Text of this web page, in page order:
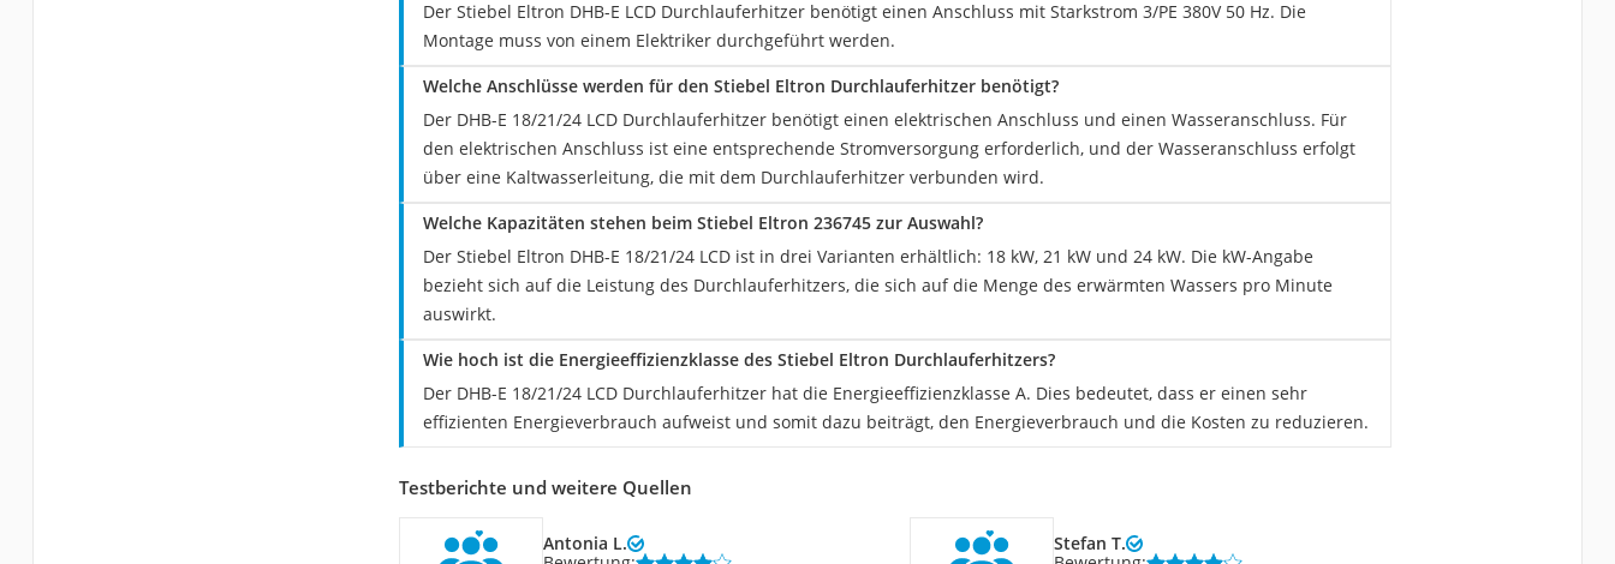
Der Stiebel Eltron DHB-E LCD Durchlauferhitzer benötigt einen Anschluss mit Starkstrom 3/PE 380V 50 Hz. Die
Montage muss von einem Elektriker durchgeführt werden.
Welche Anschlüsse werden für den Stiebel Eltron Durchlauferhitzer benötigt?
Der DHB-E 18/21/24 LCD Durchlauferhitzer benötigt einen elektrischen Anschluss und einen Wasseranschluss. Für
den elektrischen Anschluss ist eine entsprechende Stromversorgung erforderlich, und der Wasseranschluss erfolgt
über eine Kaltwasserleitung, die mit dem Durchlauferhitzer verbunden wird.
Welche Kapazitäten stehen beim Stiebel Eltron 236745 zur Auswahl?
Der Stiebel Eltron DHB-E 18/21/24 LCD ist in drei Varianten erhältlich: 18 kW, 21 kW und 24 kW. Die kW-Angabe
bezieht sich auf die Leistung des Durchlauferhitzers, die sich auf die Menge des erwärmten Wassers pro Minute
auswirkt.
Wie hoch ist die Energieeffizienzklasse des Stiebel Eltron Durchlauferhitzers?
Der DHB-E 18/21/24 LCD Durchlauferhitzer hat die Energieeffizienzklasse A. Dies bedeutet, dass er einen sehr
effizienten Energieverbrauch aufweist und somit dazu beiträgt, den Energieverbrauch und die Kosten zu reduzieren.
Testberichte und weitere Quellen
Antonia L.
Stefan T.